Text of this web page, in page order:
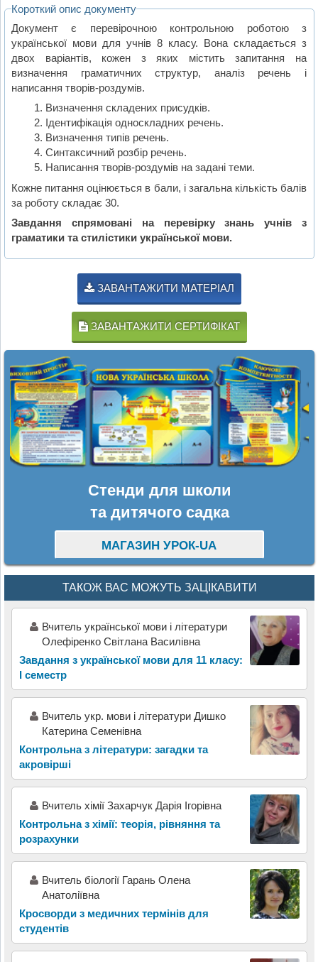
Короткий опис документу
Документ є перевірочною контрольною роботою з
української мови для учнів 8 класу. Вона складається з
двох варіантів, кожен з яких містить запитання на
визначення граматичних структур, аналіз речень і
написання творів-роздумів.
Визначення складених присудків.
Ідентифікація односкладних речень.
Визначення типів речень.
Синтаксичний розбір речень.
Написання творів-роздумів на задані теми.
Кожне питання оцінюється в бали, і загальна кількість балів
за роботу складає 30.
Завдання спрямовані на перевірку знань учнів з
граматики та стилістики української мови.
ЗАВАНТАЖИТИ МАТЕРІАЛ
ЗАВАНТАЖИТИ СЕРТИФІКАТ
Стенди для школи
та дитячого садка
МАГАЗИН УРОК-UA
ТАКОЖ ВАС МОЖУТЬ ЗАЦІКАВИТИ
Вчитель української мови і літератури
Олефіренко Світлана Василівна
Завдання з української мови для 11 класу:
I семестр
Вчитель укр. мови і літератури Дишко
Катерина Семенівна
Контрольна з літератури: загадки та
акровірші
Вчитель хімії Захарчук Дарія Ігорівна
Контрольна з хімії: теорія, рівняння та
розрахунки
Вчитель біології Гарань Олена
Анатоліївна
Кросворди з медичних термінів для
студентів